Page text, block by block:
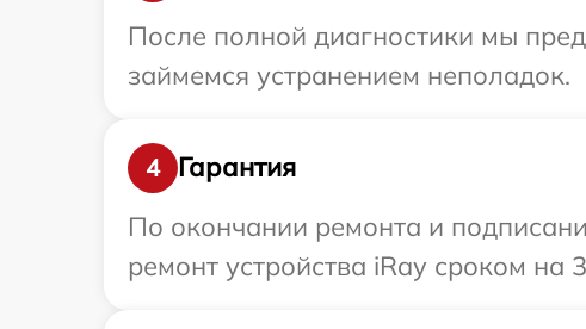
После полной диагностики мы
займемся устранением неполадок.
4
Гарантия
По окончании ремонта и
ремонт устройства iRay сроком на